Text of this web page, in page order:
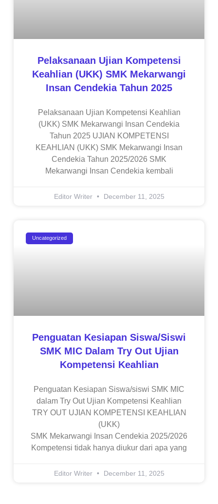
Pelaksanaan Ujian Kompetensi
Keahlian (UKK) SMK Mekarwangi
Insan Cendekia Tahun 2025
Pelaksanaan Ujian Kompetensi Keahlian
(UKK) SMK Mekarwangi Insan Cendekia
Tahun 2025 UJIAN KOMPETENSI
KEAHLIAN (UKK) SMK Mekarwangi Insan
Cendekia Tahun 2025/2026 SMK
Mekarwangi Insan Cendekia kembali
Editor Writer December 11, 2025
Uncategorized
Penguatan Kesiapan Siswa/siswi
SMK MIC Dalam Try Out Ujian
Kompetensi Keahlian
Penguatan Kesiapan Siswa/siswi SMK MIC
dalam Try Out Ujian Kompetensi Keahlian
TRY OUT UJIAN KOMPETENSI KEAHLIAN
(UKK)
SMK Mekarwangi Insan Cendekia 2025/2026
Kompetensi tidak hanya diukur dari apa yang
Editor Writer December 11, 2025